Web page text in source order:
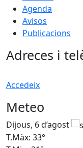
Agenda
Avisos
Publicacions
Adreces i
Accedeix
Meteo
Dijous, 6 d’agost
T.Màx: 33°